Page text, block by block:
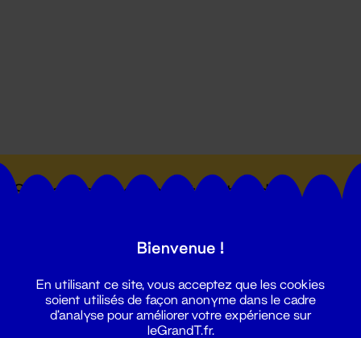
Suivez toutes les actualités du
Bienvenue !
En utilisant ce site, vous acceptez que les cookies
soient utilisés de façon anonyme dans le cadre
d'analyse pour améliorer votre expérience sur
leGrandT.fr.